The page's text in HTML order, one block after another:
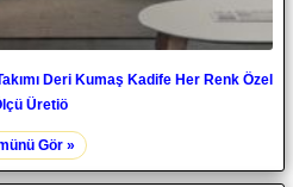
Deri Kumaş Kadife Her Renk Özel
Üretiö
Gör »